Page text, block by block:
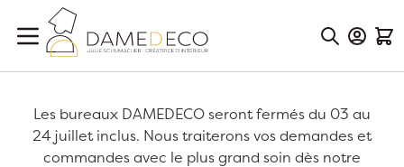
Aller au contenu
Les bureaux DAMEDECO seront fermés du 03 au
24 juillet inclus. Nous traiterons vos demandes et
commandes avec le plus grand soin dès notre